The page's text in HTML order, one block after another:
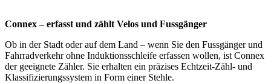
Connex – erfasst und zählt Velos und Fussgänger
Ob in der Stadt oder auf dem Land – wenn Sie den Fussgänger und
Fahrradverkehr ohne Induktionsschleife erfassen wollen, ist Connex
der geeignete Zähler. Sie erhalten ein präzises Echtzeit-Zähl- und
Klassifizierungssystem in Form einer Stehle.